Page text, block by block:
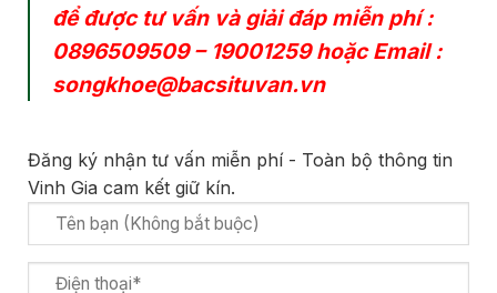
để được tư vấn và giải đáp miễn phí :
0896509509– 19001259hoặc Email :
songkhoe@bacsituvan.vn
Đăng ký nhận tư vấn miễn phí - Toàn bộ thông tin
Vinh Gia cam kết giữ kín.